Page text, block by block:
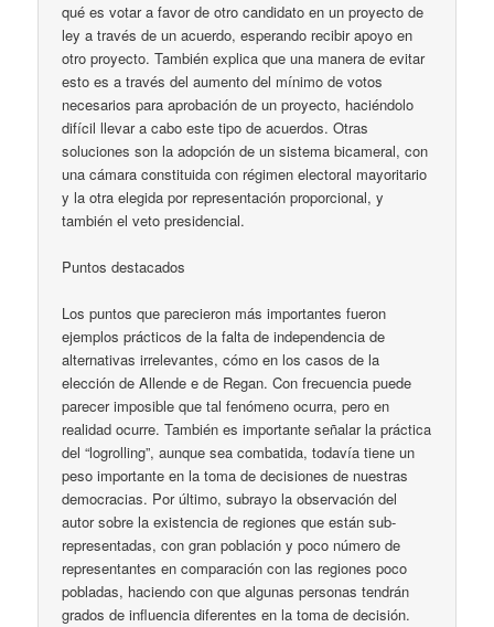
qué es votar a favor de otro candidato en un proyecto de
ley a través de un acuerdo, esperando recibir apoyo en
otro proyecto. También explica que una manera de evitar
esto es a través del aumento del mínimo de votos
necesarios para aprobación de un proyecto, haciéndolo
difícil llevar a cabo este tipo de acuerdos. Otras
soluciones son la adopción de un sistema bicameral, con
una cámara constituida con régimen electoral mayoritario
y la otra elegida por representación proporcional, y
también el veto presidencial.
Puntos destacados
Los puntos que parecieron más importantes fueron
ejemplos prácticos de la falta de independencia de
alternativas irrelevantes, cómo en los casos de la
elección de Allende e de Regan. Con frecuencia puede
parecer imposible que tal fenómeno ocurra, pero en
realidad ocurre. También es importante señalar la práctica
del “logrolling”, aunque sea combatida, todavía tiene un
peso importante en la toma de decisiones de nuestras
democracias. Por último, subrayo la observación del
autor sobre la existencia de regiones que están sub-
representadas, con gran población y poco número de
representantes en comparación con las regiones poco
pobladas, haciendo con que algunas personas tendrán
grados de influencia diferentes en la toma de decisión.